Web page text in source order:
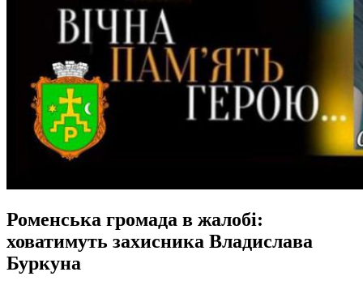
Роменська громада в жалобі:
ховатимуть захисника Владислава
Буркуна